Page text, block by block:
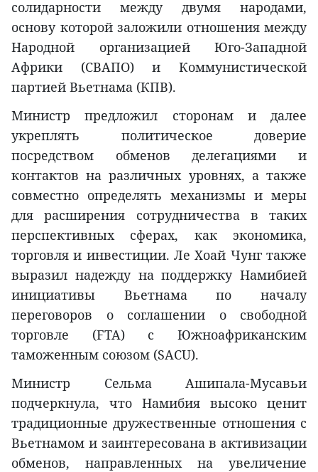
солидарности между двумя народами,
основу которой заложили отношения между
Народной организацией Юго-Западной
Африки (СВАПО) и Коммунистической
партией Вьетнама (КПВ).
Министр предложил сторонам и далее
укреплять политическое доверие
посредством обменов делегациями и
контактов на различных уровнях, а также
совместно определять механизмы и меры
для расширения сотрудничества в таких
перспективных сферах, как экономика,
торговля и инвестиции. Ле Хоай Чунг также
выразил надежду на поддержку Намибией
инициативы Вьетнама по началу
переговоров о соглашении о свободной
торговле (FTA) с Южноафриканским
таможенным союзом (SACU).
Министр Сельма Ашипала-Мусавьи
подчеркнула, что Намибия высоко ценит
традиционные дружественные отношения с
Вьетнамом и заинтересована в активизации
обменов, направленных на увеличение